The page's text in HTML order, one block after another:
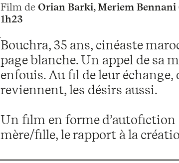
Film de Orian Barki, Meriem Bennani
1h23
Bouchra, 35 ans, cinéaste
page blanche. Un appel de sa
enfouis. Au fil de leur échange,
reviennent, les désirs aussi.
Un film en forme d’autofiction
mère/fille, le rapport à la